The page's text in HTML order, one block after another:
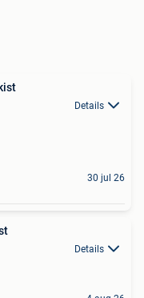
Details
30 jul 26
Details